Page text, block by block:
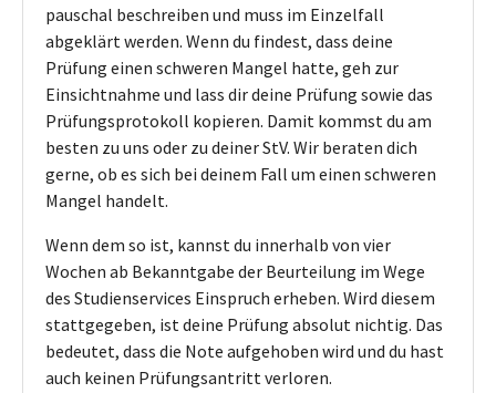
pauschal beschreiben und muss im Einzelfall
abgeklärt werden. Wenn du findest, dass deine
Prüfung einen schweren Mangel hatte, geh zur
Einsichtnahme und lass dir deine Prüfung sowie das
Prüfungsprotokoll kopieren. Damit kommst du am
besten zu uns oder zu deiner StV. Wir beraten dich
gerne, ob es sich bei deinem Fall um einen schweren
Mangel handelt.
Wenn dem so ist, kannst du innerhalb von vier
Wochen ab Bekanntgabe der Beurteilung im Wege
des Studienservices Einspruch erheben. Wird diesem
stattgegeben, ist deine Prüfung absolut nichtig. Das
bedeutet, dass die Note aufgehoben wird und du hast
auch keinen Prüfungsantritt verloren.